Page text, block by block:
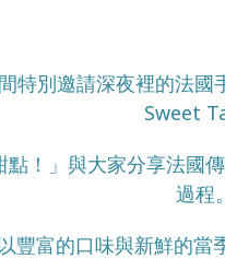
特別邀請深夜裡的法
Sweet
點！」與大家分享法國
過程
豐富的口味與新鮮的